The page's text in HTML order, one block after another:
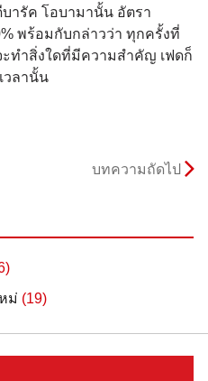
ารัค โอบามานั้น อัตรา
พร้อมกับกล่าวว่า ทุกครั้งที่
ะทำสิ่งใดที่มีความสำคัญ เฟดก็
วลานั้น
บทความถัดไป
ม่ (19)